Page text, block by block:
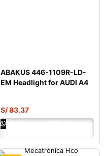
ABAKUS 446-1109R-LD-
EM Headlight for AUDI A4
S/83.37
Ordenar por Whatsapp